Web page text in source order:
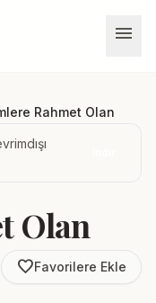
menu
Rahmet Olan
Olan
favorite_borderFavorilere Ekle